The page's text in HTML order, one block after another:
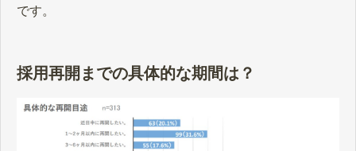
です。
採用再開までの具体的な期間は？